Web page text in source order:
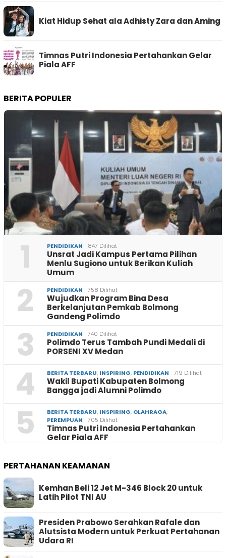
Kiat Hidup Sehat ala Adhisty Zara dan Aming
Timnas Putri Indonesia Pertahankan Gelar
Piala AFF
BERITA POPULER
1 PENDIDIKAN 847 Dilihat
Unsrat Jadi Kampus Pertama Pilihan
Menlu Sugiono untuk Berikan Kuliah
Umum
2 PENDIDIKAN 758 Dilihat
Wujudkan Program Bina Desa
Berkelanjutan Pemkab Bolmong
Gandeng Polimdo
3 PENDIDIKAN 740 Dilihat
Polimdo Terus Tambah Pundi Medali di
PORSENI XV Medan
4 BERITA TERBARU, INSPIRING, PENDIDIKAN 719 Dilihat
Wakil Bupati Kabupaten Bolmong
Bangga jadi Alumni Polimdo
5 BERITA TERBARU, INSPIRING, OLAHRAGA,
PEREMPUAN
705 Dilihat
Timnas Putri Indonesia Pertahankan
Gelar Piala AFF
PERTAHANAN KEAMANAN
Kemhan Beli 12 Jet M-346 Block 20 untuk
Latih Pilot TNI AU
Presiden Prabowo Serahkan Rafale dan
Alutsista Modern untuk Perkuat Pertahanan
Udara RI